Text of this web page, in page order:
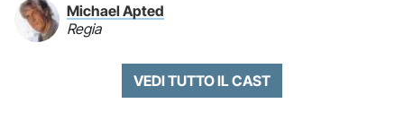
Michael Apted
Regia
VEDI TUTTO IL CAST